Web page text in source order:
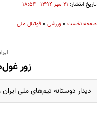
تاریخ انتشار: ۲۱ مهر ۱۳۹۴ - ۱۸:۵۴
صفحه نخست »ورزشی »فوتبال ملی
زور
دیدار دوستانه تیم‌های ملی